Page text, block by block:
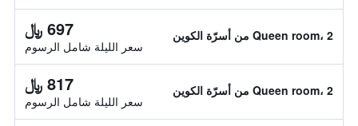
Queen room، 2 من أسرّة الكوين 697 ﷼
سعر الليلة شامل الرسوم
Queen room، 2 من أسرّة الكوين 817 ﷼
سعر الليلة شامل الرسوم